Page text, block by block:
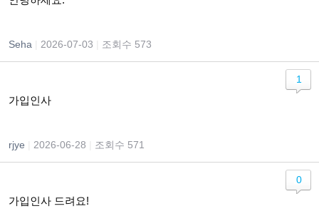
Seha 2026-07-03 조회수 573
가입인사
rjye 2026-06-28 조회수 571
1
가입인사 드려요!
0